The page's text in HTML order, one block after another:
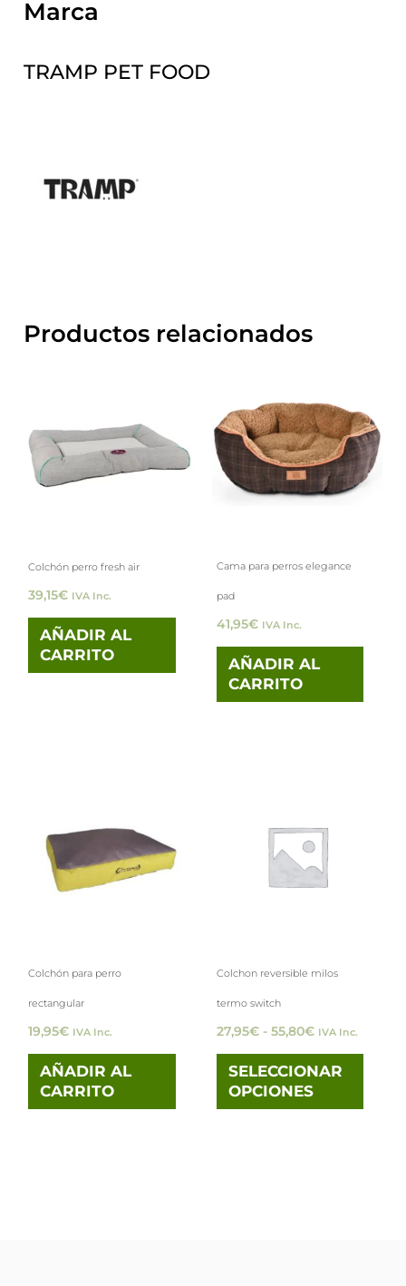
Marca
TRAMP PET FOOD
Productos relacionados
Colchón perro fresh air
39,15€ IVA Inc.
AÑADIR AL
CARRITO
Cama para perros elegance
pad
41,95€ IVA Inc.
AÑADIR AL
CARRITO
Colchón para perro
rectangular
19,95€ IVA Inc.
AÑADIR AL
CARRITO
Colchon reversible milos
termo switch
27,95€ - 55,80€
desde
27,95€
hasta
55,80€
IVA Inc.
SELECCIONAR
OPCIONES